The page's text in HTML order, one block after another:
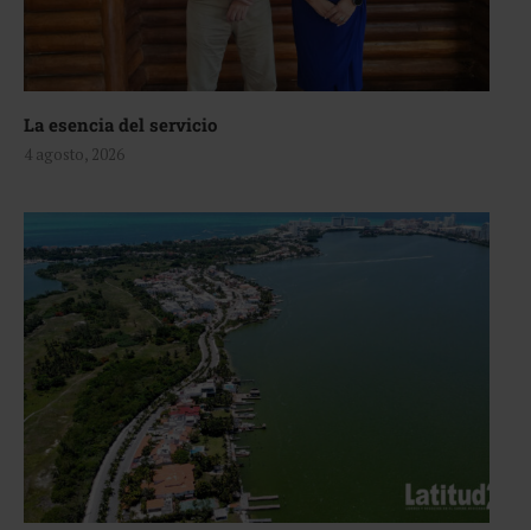
La esencia del servicio
4 agosto, 2026